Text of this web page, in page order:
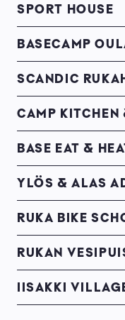
SPORT HOUSE
BASECAMP
SCANDIC
CAMP KITCHEN
BASE EAT &
YLÖS & ALAS
RUKA BIKE
RUKAN
IISAKKI